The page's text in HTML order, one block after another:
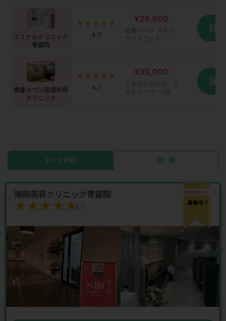
エミナルクリニック
青森院
★★★★★
4.7
¥29,500
医療ハイフ スタン
ダードコース
詳
青森タウン形成外科
クリニック
★★★★★
4.7
¥33,000
下まぶたのしわ、た
るみレーザー 1回
詳
おすすめ順 安い順
湘南美容クリニック青森院
★★★★★
★★★★★4.9